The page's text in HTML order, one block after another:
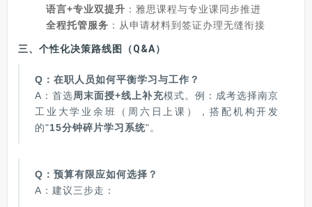
语言+专业双提升 ：雅思课程与专业课同步推进
全程托管服务 ：从申请材料到签证办理无缝衔接
三、个性化决策路线图（Q&A）
Q：在职人员如何平衡学习与工作？
A：首选周末面授+线上补充模式。例：成考选择南京
工业大学业余班（周六日上课），搭配机构开发
的"15分钟碎片学习系统"。
Q：预算有限应如何选择？
A：建议三步走：